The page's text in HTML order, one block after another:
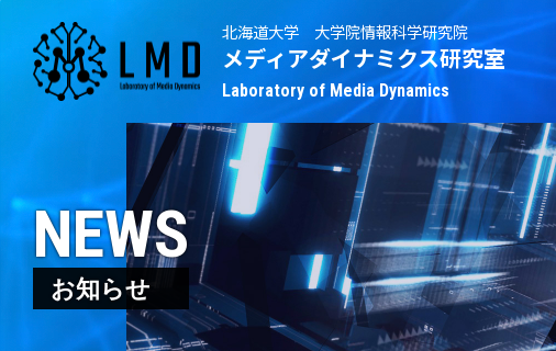
北海道大学 大学院情報科学研究院
メディアダイナミクス研究室
Laboratory of Media Dynamics
NEWS
お知らせ